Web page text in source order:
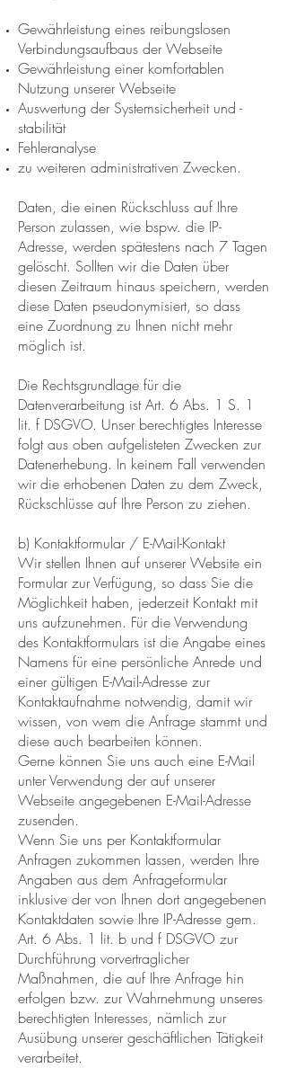
Gewährleistung eines reibungslosen
Verbindungsaufbaus der Webseite
Gewährleistung einer komfortablen
Nutzung unserer Webseite
Auswertung der Systemsicherheit und -
stabilität
Fehleranalyse
zu weiteren administrativen Zwecken.
Daten, die einen Rückschluss auf Ihre
Person zulassen, wie bspw. die IP-
Adresse, werden spätestens nach 7 Tagen
gelöscht. Sollten wir die Daten über
diesen Zeitraum hinaus speichern, werden
diese Daten pseudonymisiert, so dass
eine Zuordnung zu Ihnen nicht mehr
möglich ist.
Die Rechtsgrundlage für die
Datenverarbeitung ist Art. 6 Abs. 1 S. 1
lit. f DSGVO. Unser berechtigtes Interesse
folgt aus oben aufgelisteten Zwecken zur
Datenerhebung. In keinem Fall verwenden
wir die erhobenen Daten zu dem Zweck,
Rückschlüsse auf Ihre Person zu ziehen.
b) Kontaktformular / E-Mail-Kontakt
Wir stellen Ihnen auf unserer Website ein
Formular zur Verfügung, so dass Sie die
Möglichkeit haben, jederzeit Kontakt mit
uns aufzunehmen. Für die Verwendung
des Kontaktformulars ist die Angabe eines
Namens für eine persönliche Anrede und
einer gültigen E-Mail-Adresse zur
Kontaktaufnahme notwendig, damit wir
wissen, von wem die Anfrage stammt und
diese auch bearbeiten können.
Gerne können Sie uns auch eine E-Mail
unter Verwendung der auf unserer
Webseite angegebenen E-Mail-Adresse
zusenden.
Wenn Sie uns per Kontaktformular
Anfragen zukommen lassen, werden Ihre
Angaben aus dem Anfrageformular
inklusive der von Ihnen dort angegebenen
Kontaktdaten sowie Ihre IP-Adresse gem.
Art. 6 Abs. 1 lit. b und f DSGVO zur
Durchführung vorvertraglicher
Maßnahmen, die auf Ihre Anfrage hin
erfolgen bzw. zur Wahrnehmung unseres
berechtigten Interesses, nämlich zur
Ausübung unserer geschäftlichen Tätigkeit
verarbeitet.